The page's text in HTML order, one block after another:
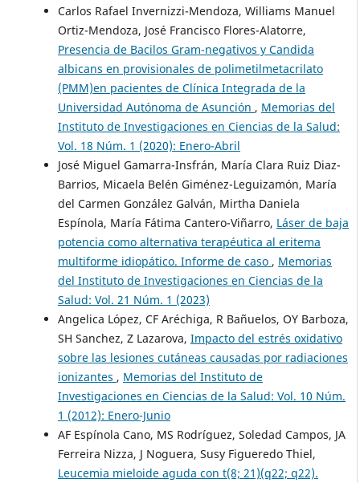
Carlos Rafael Invernizzi-Mendoza, Williams Manuel
Ortiz-Mendoza, José Francisco Flores-Alatorre,
Presencia de Bacilos Gram-negativos y Candida
albicans en provisionales de polimetilmetacrilato
(PMM)en pacientes de Clínica Integrada de la
Universidad Autónoma de Asunción , Memorias del
Instituto de Investigaciones en Ciencias de la Salud:
Vol. 18 Núm. 1 (2020): Enero-Abril
José Miguel Gamarra-Insfrán, María Clara Ruiz Diaz-
Barrios, Micaela Belén Giménez-Leguizamón, María
del Carmen González Galván, Mirtha Daniela
Espínola, María Fátima Cantero-Viñarro, Láser de baja
potencia como alternativa terapéutica al eritema
multiforme idiopático. Informe de caso , Memorias
del Instituto de Investigaciones en Ciencias de la
Salud: Vol. 21 Núm. 1 (2023)
Angelica López, CF Aréchiga, R Bañuelos, OY Barboza,
SH Sanchez, Z Lazarova, Impacto del estrés oxidativo
sobre las lesiones cutáneas causadas por radiaciones
ionizantes , Memorias del Instituto de
Investigaciones en Ciencias de la Salud: Vol. 10 Núm.
1 (2012): Enero-Junio
AF Espínola Cano, MS Rodríguez, Soledad Campos, JA
Ferreira Nizza, J Noguera, Susy Figueredo Thiel,
Leucemia mieloide aguda con t(8; 21)(q22; q22).